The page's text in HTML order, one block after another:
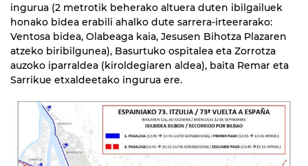
ingurua (2 metrotik beherako altuera duten ibilgailuek
honako bidea erabili ahalko dute sarrera-irteerarako:
Ventosa bidea, Olabeaga kaia, Jesusen Bihotza Plazaren
atzeko biribilgunea), Basurtuko ospitalea eta Zorrotza
auzoko iparraldea (kiroldegiaren aldea), baita Remar eta
Sarrikue etxaldeetako ingurua ere.